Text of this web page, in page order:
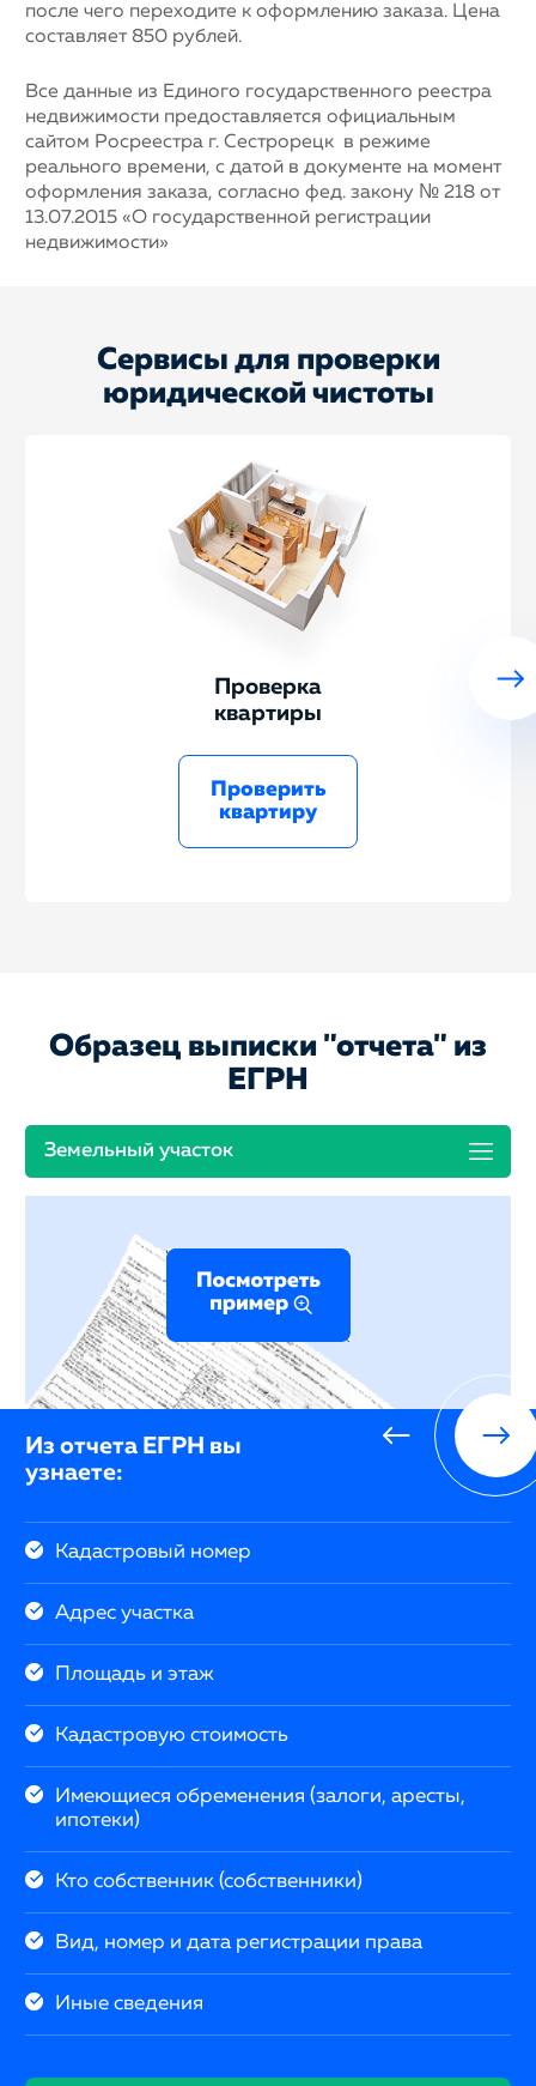
после чего переходите к оформлению заказа. Цена
составляет 850 рублей.
Все данные из Единого государственного реестра
недвижимости предоставляется официальным
сайтом Росреестра г. Сестрорецк в режиме
реального времени, с датой в документе на момент
оформления заказа, согласно фед. закону № 218 от
13.07.2015 «О государственной регистрации
недвижимости»
Сервисы для проверки
юридической чистоты
Проверка
квартиры
Проверить
квартиру
Образец выписки "отчета" из
ЕГРН
Земельный участок
Из отчета ЕГРН вы
узнаете:
Кадастровый номер
Адрес участка
Площадь и этаж
Кадастровую стоимость
Имеющиеся обременения (залоги, аресты,
ипотеки)
Кто собственник (собственники)
Вид, номер и дата регистрации права
Иные сведения